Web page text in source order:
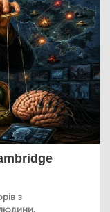
з